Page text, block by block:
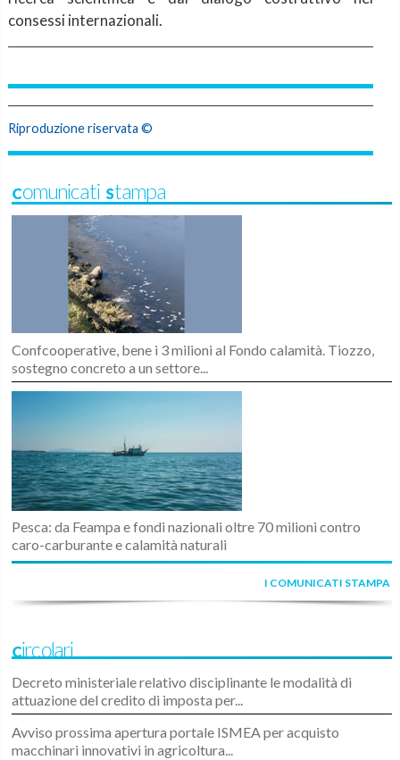
consessi internazionali.
Riproduzione riservata ©
Comunicati Stampa
Confcooperative, bene i 3 milioni al Fondo calamità. Tiozzo,
sostegno concreto a un settore...
Pesca: da Feampa e fondi nazionali oltre 70 milioni contro
caro-carburante e calamità naturali
I COMUNICATI STAMPA
Circolari
Decreto ministeriale relativo disciplinante le modalità di
attuazione del credito di imposta per...
Avviso prossima apertura portale ISMEA per acquisto
macchinari innovativi in agricoltura...